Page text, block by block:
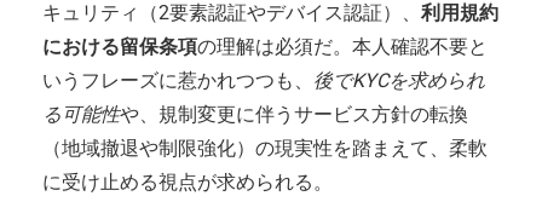
キュリティ（2要素認証やデバイス認証）、 利用規約
における留保条項の理解は必須だ。本人確認不要と
いうフレーズに惹かれつつも、 後でKYCを求められ
る可能性や、規制変更に伴うサービス方針の転換
（地域撤退や制限強化）の現実性を踏まえて、柔軟
に受け止める視点が求められる。